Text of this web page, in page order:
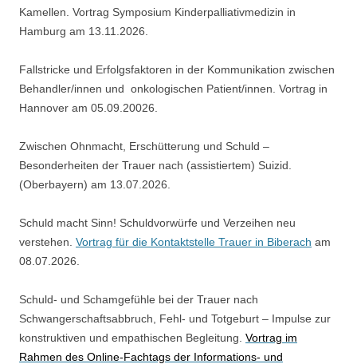
Kamellen. Vortrag Symposium Kinderpalliativmedizin in
Hamburg am 13.11.2026.
Fallstricke und Erfolgsfaktoren in der Kommunikation zwischen
Behandler/innen und onkologischen Patient/innen. Vortrag in
Hannover am 05.09.20026.
Zwischen Ohnmacht, Erschütterung und Schuld –
Besonderheiten der Trauer nach (assistiertem) Suizid.
(Oberbayern) am 13.07.2026.
Schuld macht Sinn! Schuldvorwürfe und Verzeihen neu
verstehen. Vortrag für die Kontaktstelle Trauer in Biberach am
08.07.2026.
Schuld- und Schamgefühle bei der Trauer nach
Schwangerschaftsabbruch, Fehl- und Totgeburt – Impulse zur
konstruktiven und empathischen Begleitung. Vortrag im
Rahmen des Online-Fachtags der Informations- und